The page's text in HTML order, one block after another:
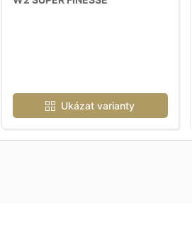
Ukázat varianty